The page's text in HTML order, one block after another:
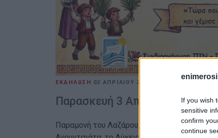
If you wish
sensitive
confirm
continue
ΕΚΔΗΛΩΣΗ 02 ΑΠΡΙΛΊΟΥ 2026
Παρασκευή 3 Απριλίου, στις
Παραμονή του Λαζάρου, Παρασκευή 3